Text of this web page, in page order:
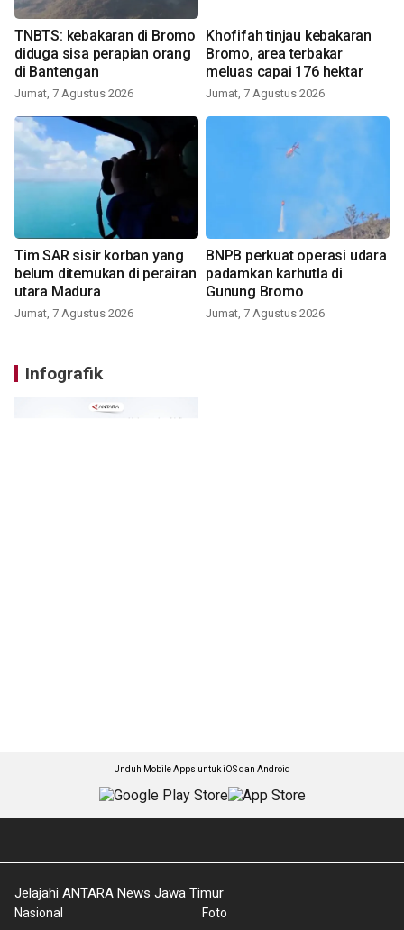
TNBTS: kebakaran di Bromo
diduga sisa perapian orang
di Bantengan
Jumat, 7 Agustus 2026
Khofifah tinjau kebakaran
Bromo, area terbakar
meluas capai 176 hektar
Jumat, 7 Agustus 2026
Tim SAR sisir korban yang
belum ditemukan di perairan
utara Madura
Jumat, 7 Agustus 2026
BNPB perkuat operasi udara
padamkan karhutla di
Gunung Bromo
Jumat, 7 Agustus 2026
Infografik
Unduh Mobile Apps untuk iOS dan Android
Jelajahi ANTARA News Jawa Timur
Nasional
Foto